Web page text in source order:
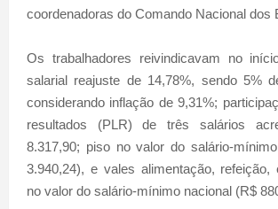
coordenadoras do Comando Nacional dos
Os trabalhadores reivindicavam no
salarial reajuste de 14,78%, sendo 5%
considerando inflação de 9,31%;
resultados (PLR) de três salários
8.317,90; piso no valor do salário-
3.940,24), e vales alimentação, refeição,
no valor do salário-mínimo nacional (R$